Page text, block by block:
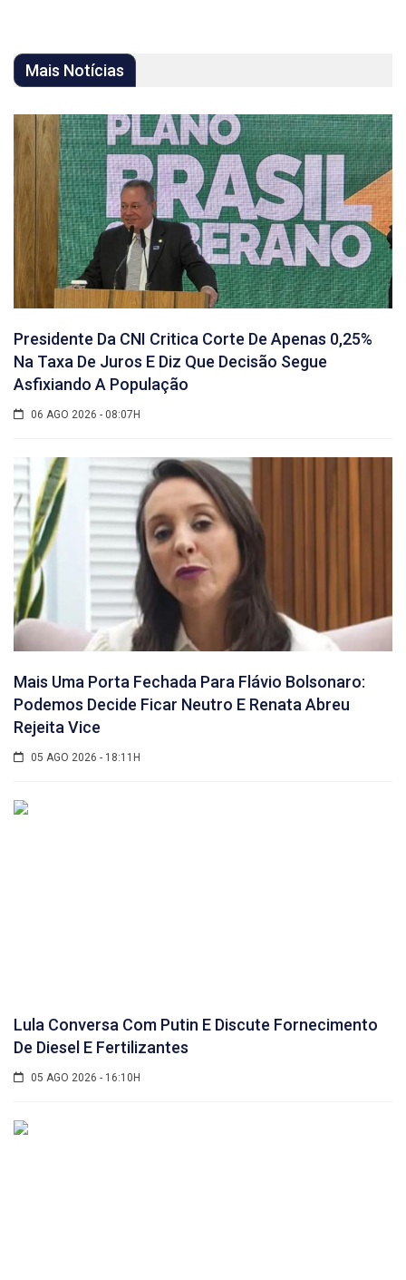
Mais Notícias
Presidente Da CNI Critica Corte De Apenas 0,25%
Na Taxa De Juros E Diz Que Decisão Segue
Asfixiando A População
06 AGO 2026 - 08:07H
Mais Uma Porta Fechada Para Flávio Bolsonaro:
Podemos Decide Ficar Neutro E Renata Abreu
Rejeita Vice
05 AGO 2026 - 18:11H
Lula Conversa Com Putin E Discute Fornecimento
De Diesel E Fertilizantes
05 AGO 2026 - 16:10H